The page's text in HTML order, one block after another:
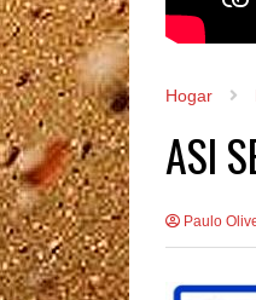
Hogar
ASI
Paulo